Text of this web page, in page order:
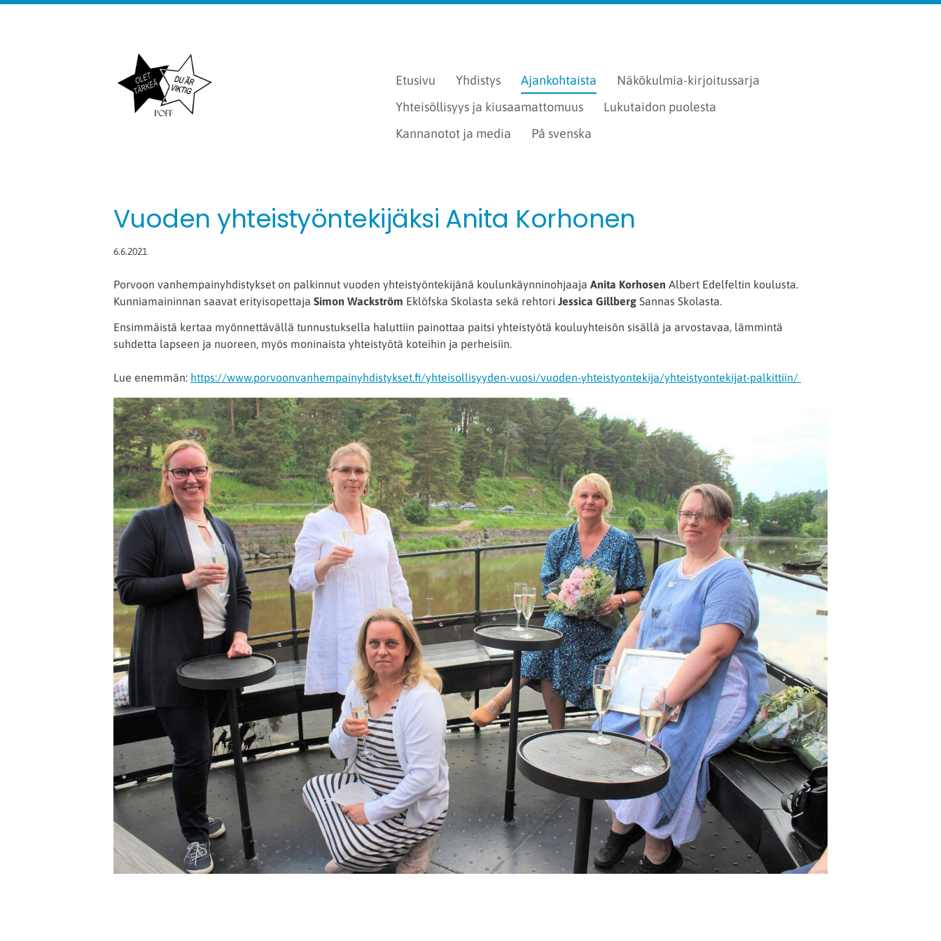
POFF logo Etusivu Yhdistys Ajankohtaista
Näkökulmia-kirjoitussarja
Yhteisöllisyys ja kiusaamattomuus
Lukutaidon puolesta
Kannanotot ja media
På svenska
Vuoden yhteistyöntekijäksi Anita Korhonen
6.6.2021
Porvoon vanhempainyhdistykset on palkinnut vuoden yhteistyöntekijänä koulunkäynninohjaaja Anita Korhosen Albert Edelfeltin koulusta.
Kunniamaininnan saavat erityisopettaja Simon Wackström Eklöfska Skolasta sekä rehtori Jessica Gillberg Sannas Skolasta.
Ensimmäistä kertaa myönnettävällä tunnustuksella haluttiin painottaa paitsi yhteistyötä kouluyhteisön sisällä ja arvostavaa, lämmintä
suhdetta lapseen ja nuoreen, myös moninaista yhteistyötä koteihin ja perheisiin.
Lue enemmän: https://www.porvoonvanhempainyhdistykset.fi/yhteisollisyyden-vuosi/vuoden-yhteistyontekija/yhteistyontekijat-palkittiin/